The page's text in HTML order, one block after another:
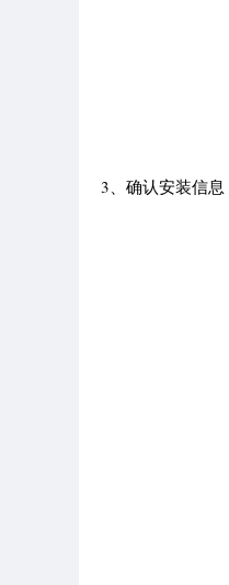
3、确认安装信息